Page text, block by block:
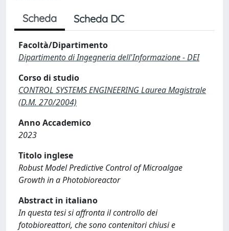
Scheda Scheda DC
Facoltà/Dipartimento
Dipartimento di Ingegneria dell'Informazione - DEI
Corso di studio
CONTROL SYSTEMS ENGINEERING Laurea Magistrale
(D.M. 270/2004)
Anno Accademico
2023
Titolo inglese
Robust Model Predictive Control of Microalgae
Growth in a Photobioreactor
Abstract in italiano
In questa tesi si affronta il controllo dei
fotobioreattori, che sono contenitori chiusi e